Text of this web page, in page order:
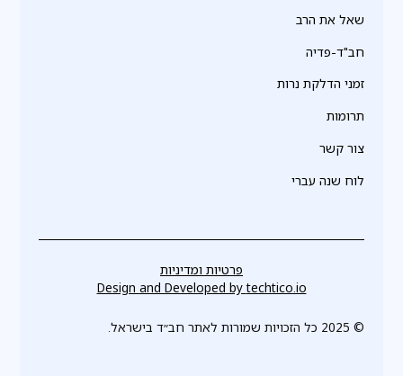
שאל את הרב
חב"ד-פדיה
זמני הדלקת נרות
תרומות
צור קשר
לוח שנה עברי
© 2025 כל הזכויות שמורות לאתר חב״ד בישראל.
פרטיות ומדיניות
Design and Developed bytechtico.io